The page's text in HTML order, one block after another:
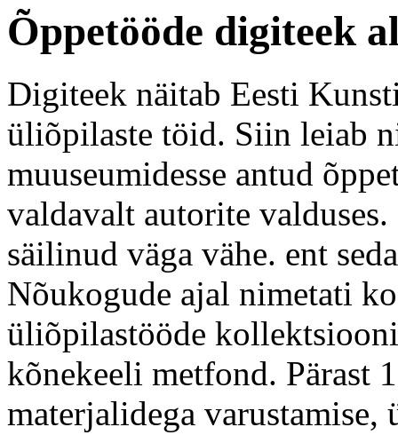
Õppetööde digiteek
Digiteek näitab Eesti
üliõpilaste töid. Siin leiab
muuseumidesse antud
valdavalt autorite
säilinud väga vähe. ent
Nõukogude ajal nimetati
üliõpilastööde
kõnekeeli metfond. Pärast
materjalidega varustamise,